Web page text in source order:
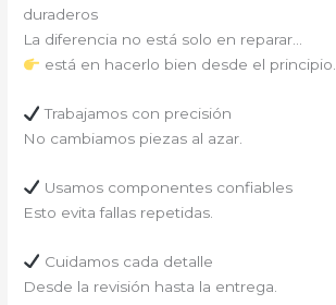
duraderos
La diferencia no está solo en reparar…
está en hacerlo bien desde el principio.
Trabajamos con precisión
No cambiamos piezas al azar.
Usamos componentes confiables
Esto evita fallas repetidas.
Cuidamos cada detalle
Desde la revisión hasta la entrega.